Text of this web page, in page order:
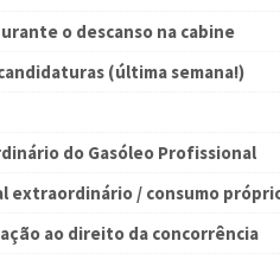
o descanso na cabine
(última semana!)
do Gasóleo Profissional
extraordinário / consumo
ao direito da concorrência